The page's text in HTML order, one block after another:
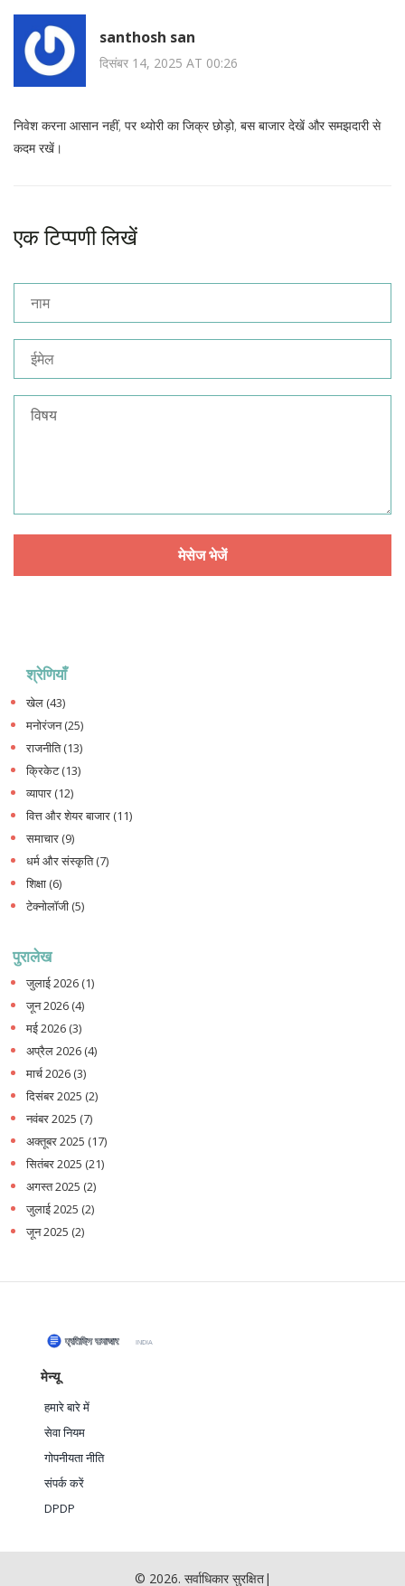
santhosh san
दिसंबर 14, 2025 AT 00:26
निवेश करना आसान नहीं, पर थ्योरी का जिक्र छोड़ो, बस बाजार देखें और समझदारी से
कदम रखें।
एक टिप्पणी लिखें
श्रेणियाँ
खेल (43)
मनोरंजन(25)
राजनीति(13)
क्रिकेट(13)
व्यापार (12)
वित्त और शेयर बाजार (11)
समाचार (9)
धर्म और संस्कृति(7)
शिक्षा (6)
टेक्नोलॉजी (5)
पुरालेख
जुलाई 2026 (1)
जून 2026 (4)
मई 2026 (3)
अप्रैल 2026 (4)
मार्च 2026 (3)
दिसंबर 2025 (2)
नवंबर 2025 (7)
अक्तूबर 2025 (17)
सितंबर 2025 (21)
अगस्त 2025 (2)
जुलाई 2025 (2)
जून 2025 (2)
मेन्यू
हमारे बारे में
सेवा नियम
गोपनीयता नीति
संपर्क करें
DPDP
© 2026. सर्वाधिकार सुरक्षित|